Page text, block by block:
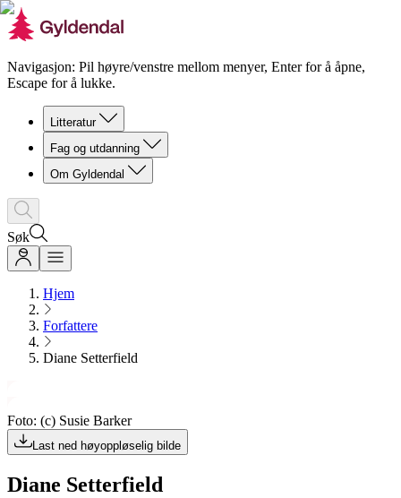
Navigasjon: Pil høyre/venstre mellom menyer, Enter for å åpne,
Escape for å lukke.
Litteratur
Fag og utdanning
Om Gyldendal
Søk
Hjem
Forfattere
Diane Setterfield
Foto: (c) Susie Barker
Last ned høyoppløselig bilde
Diane Setterfield